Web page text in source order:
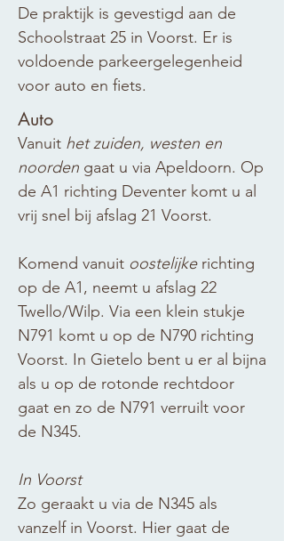
De praktijk is gevestigd aan de
Schoolstraat 25 in Voorst. Er is
voldoende parkeergelegenheid
voor auto en fiets.​
Auto
Vanuit het zuiden, westen en
noorden gaat u via Apeldoorn. Op
de A1 richting Deventer komt u al
vrij snel bij afslag 21 Voorst.
Komend vanuit oostelijkerichting
op de A1, neemt u afslag 22
Twello/Wilp. Via een klein stukje
N791 komt u op de N790 richting
Voorst. In Gietelo bent u er al bijna
als u op de rotonde rechtdoor
gaat en zo de N791 verruilt voor
de N345.
In Voorst
Zo geraakt u via de N345 als
vanzelf in Voorst. Hier gaat de